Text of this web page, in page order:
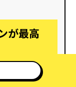
が最高
ンタルヘルス